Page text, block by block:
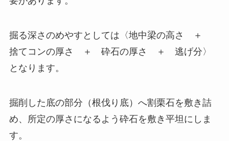
掘る深さのめやすとしては〈地中梁の高さ ＋
捨てコンの厚さ ＋ 砕石の厚さ ＋ 逃げ分〉
となります。
掘削した底の部分（根伐り底）へ割栗石を敷き詰
め、所定の厚さになるよう砕石を敷き平坦にしま
す。